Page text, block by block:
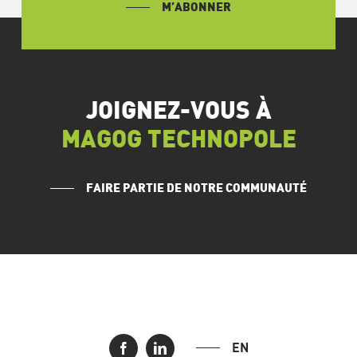
M’ABONNER
JOIGNEZ-VOUS À
MAGOG TECHNOPOLE
FAIRE PARTIE DE NOTRE COMMUNAUTÉ
EN